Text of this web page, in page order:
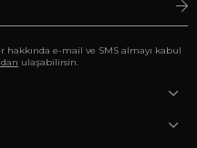
e-mail ve SMS almayı kabul
ulaşabilirsin.